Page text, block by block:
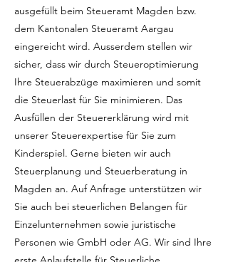
ausgefüllt beim Steueramt Magden bzw.
dem Kantonalen Steueramt Aargau
eingereicht wird. Ausserdem stellen wir
sicher, dass wir durch Steueroptimierung
Ihre Steuerabzüge maximieren und somit
die Steuerlast für Sie minimieren. Das
Ausfüllen der Steuererklärung wird mit
unserer Steuerexpertise für Sie zum
Kinderspiel. Gerne bieten wir auch
Steuerplanung und Steuerberatung in
Magden an. Auf Anfrage unterstützen wir
Sie auch bei steuerlichen Belangen für
Einzelunternehmen sowie juristische
Personen wie GmbH oder AG. Wir sind Ihre